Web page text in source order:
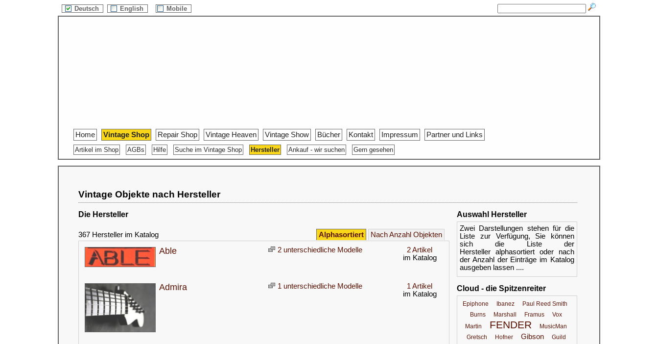
Deutsch English Mobile
Home Vintage Shop Repair Shop Vintage Heaven Vintage Show Bücher Kontakt Impressum Partner und Links
Artikel im Shop AGBs Hilfe Suche im Vintage Shop Hersteller Ankauf - wir suchen Gern gesehen
Vintage Objekte nach Hersteller
Die Hersteller
367 Hersteller im Katalog Alphasortiert Nach Anzahl Objekten
Able 2 unterschiedliche Modelle
2 Artikel
im Katalog
Admira 1 unterschiedliche Modelle
1 Artikel
im Katalog
Auswahl Hersteller
Zwei Darstellungen stehen für die
Liste zur Verfügung, Sie können
sich die Liste der
Hersteller alphasortiert oder nach
der Anzahl der Einträge im Katalog
ausgeben lassen ....
Cloud - die Spitzenreiter
Epiphone Ibanez
Paul Reed Smith
Burns
Marshall Framus
Vox
Martin
FENDER
MusicMan
Gretsch
Hofner Gibson
Guild